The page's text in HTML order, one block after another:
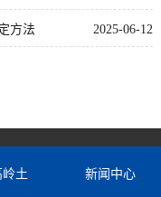
2025-06-12
方法
土 新闻中心